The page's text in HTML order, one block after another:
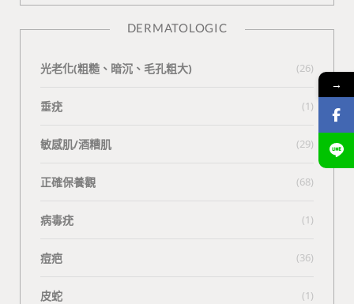
DERMATOLOGIC
光老化(粗糙、暗沉、毛孔粗大) (26)
垂疣 (1)
敏感肌/酒糟肌 (29)
正確保養觀 (68)
病毒疣 (1)
痘疤 (36)
皮蛇 (1)
→